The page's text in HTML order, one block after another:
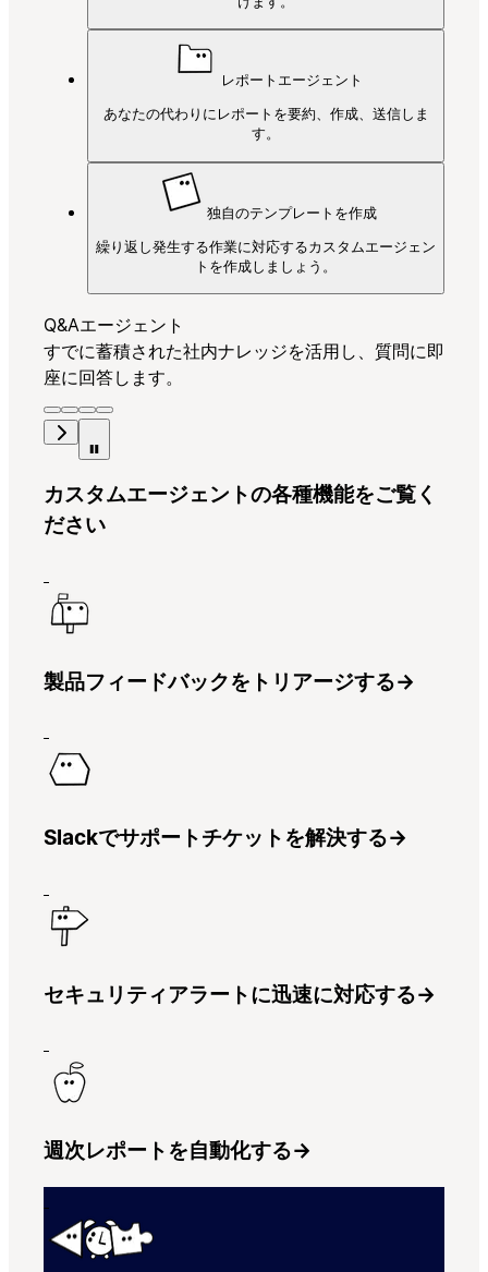
レポートエージェント
あなたの代わりにレポートを要約、作成、送信しま
す。
独自のテンプレートを作成
繰り返し発生する作業に対応するカスタムエージェン
トを作成しましょう。
Q&Aエージェント
すでに蓄積された社内ナレッジを活用し、質問に即
座に回答します。
カスタムエージェントの各種機能をご覧く
ださい
製品フィードバックをトリアージする→
Slackでサポートチケットを解決する→
セキュリティアラートに迅速に対応する→
週次レポートを自動化する→